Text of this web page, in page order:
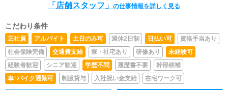
「店舗スタッフ」 の仕事情報を詳しく見る
こだわり条件
正社員 アルバイト 土日のみ可 週休2日制 日払い可
資格手当あり
社会保険完備
交通費支給 寮・社宅あり 研修あり
未経験可
経験者歓迎
シニア歓迎 学歴不問 履歴書不要
幹部候補
車･バイク通勤可
制服貸与 入社祝い金支給 在宅ワーク可